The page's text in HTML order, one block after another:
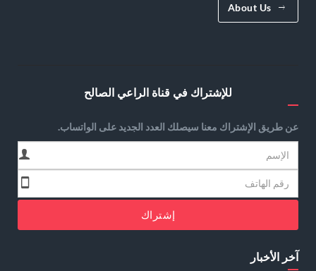
About Us
للإشتراك في قناة الراعي الصالح
عن طريق الإشتراك معنا سيصلك العدد الجديد على الواتساب.
إشتراك
آخر الأخبار